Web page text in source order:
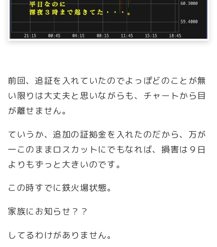
前回、追証を入れていたのでよっぽどのことが無
い限りは大丈夫と思いながらも、チャートから目
が離せません。
ていうか、追加の証拠金を入れたのだから、万が
一このままロスカットにでもなれば、損害は９日
よりもずっと大きいのです。
この時すでに鉄火場状態。
家族にお知らせ？？
してるわけがありません。